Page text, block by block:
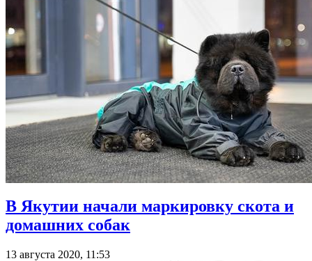
В Якутии начали маркировку скота и
домашних собак
13 августа 2020, 11:53